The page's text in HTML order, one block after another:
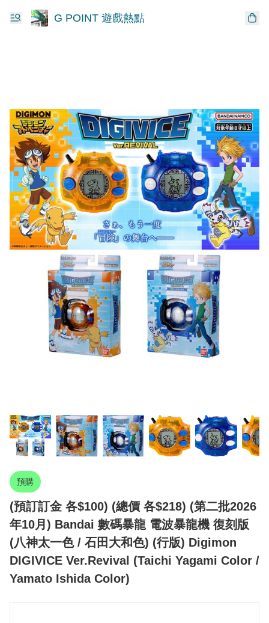
G POINT 遊戲熱點
預購
(預訂訂金 各$100) (總價 各$218) (第二批2026
年10月) Bandai 數碼暴龍 電波暴龍機 復刻版
(八神太一色 / 石田大和色) (行版) Digimon
DIGIVICE Ver.Revival (Taichi Yagami Color /
Yamato Ishida Color)